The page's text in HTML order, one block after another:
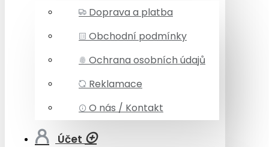
Doprava a platba
Obchodní podmínky
Ochrana osobních údajů
Reklamace
O nás / Kontakt
Účet